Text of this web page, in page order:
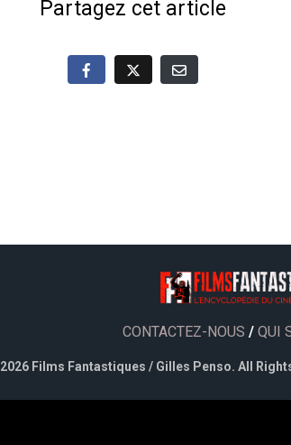
Partagez cet article
CONTACTEZ-NOUS / QUI
2026 Films Fantastiques / Gilles Penso. All